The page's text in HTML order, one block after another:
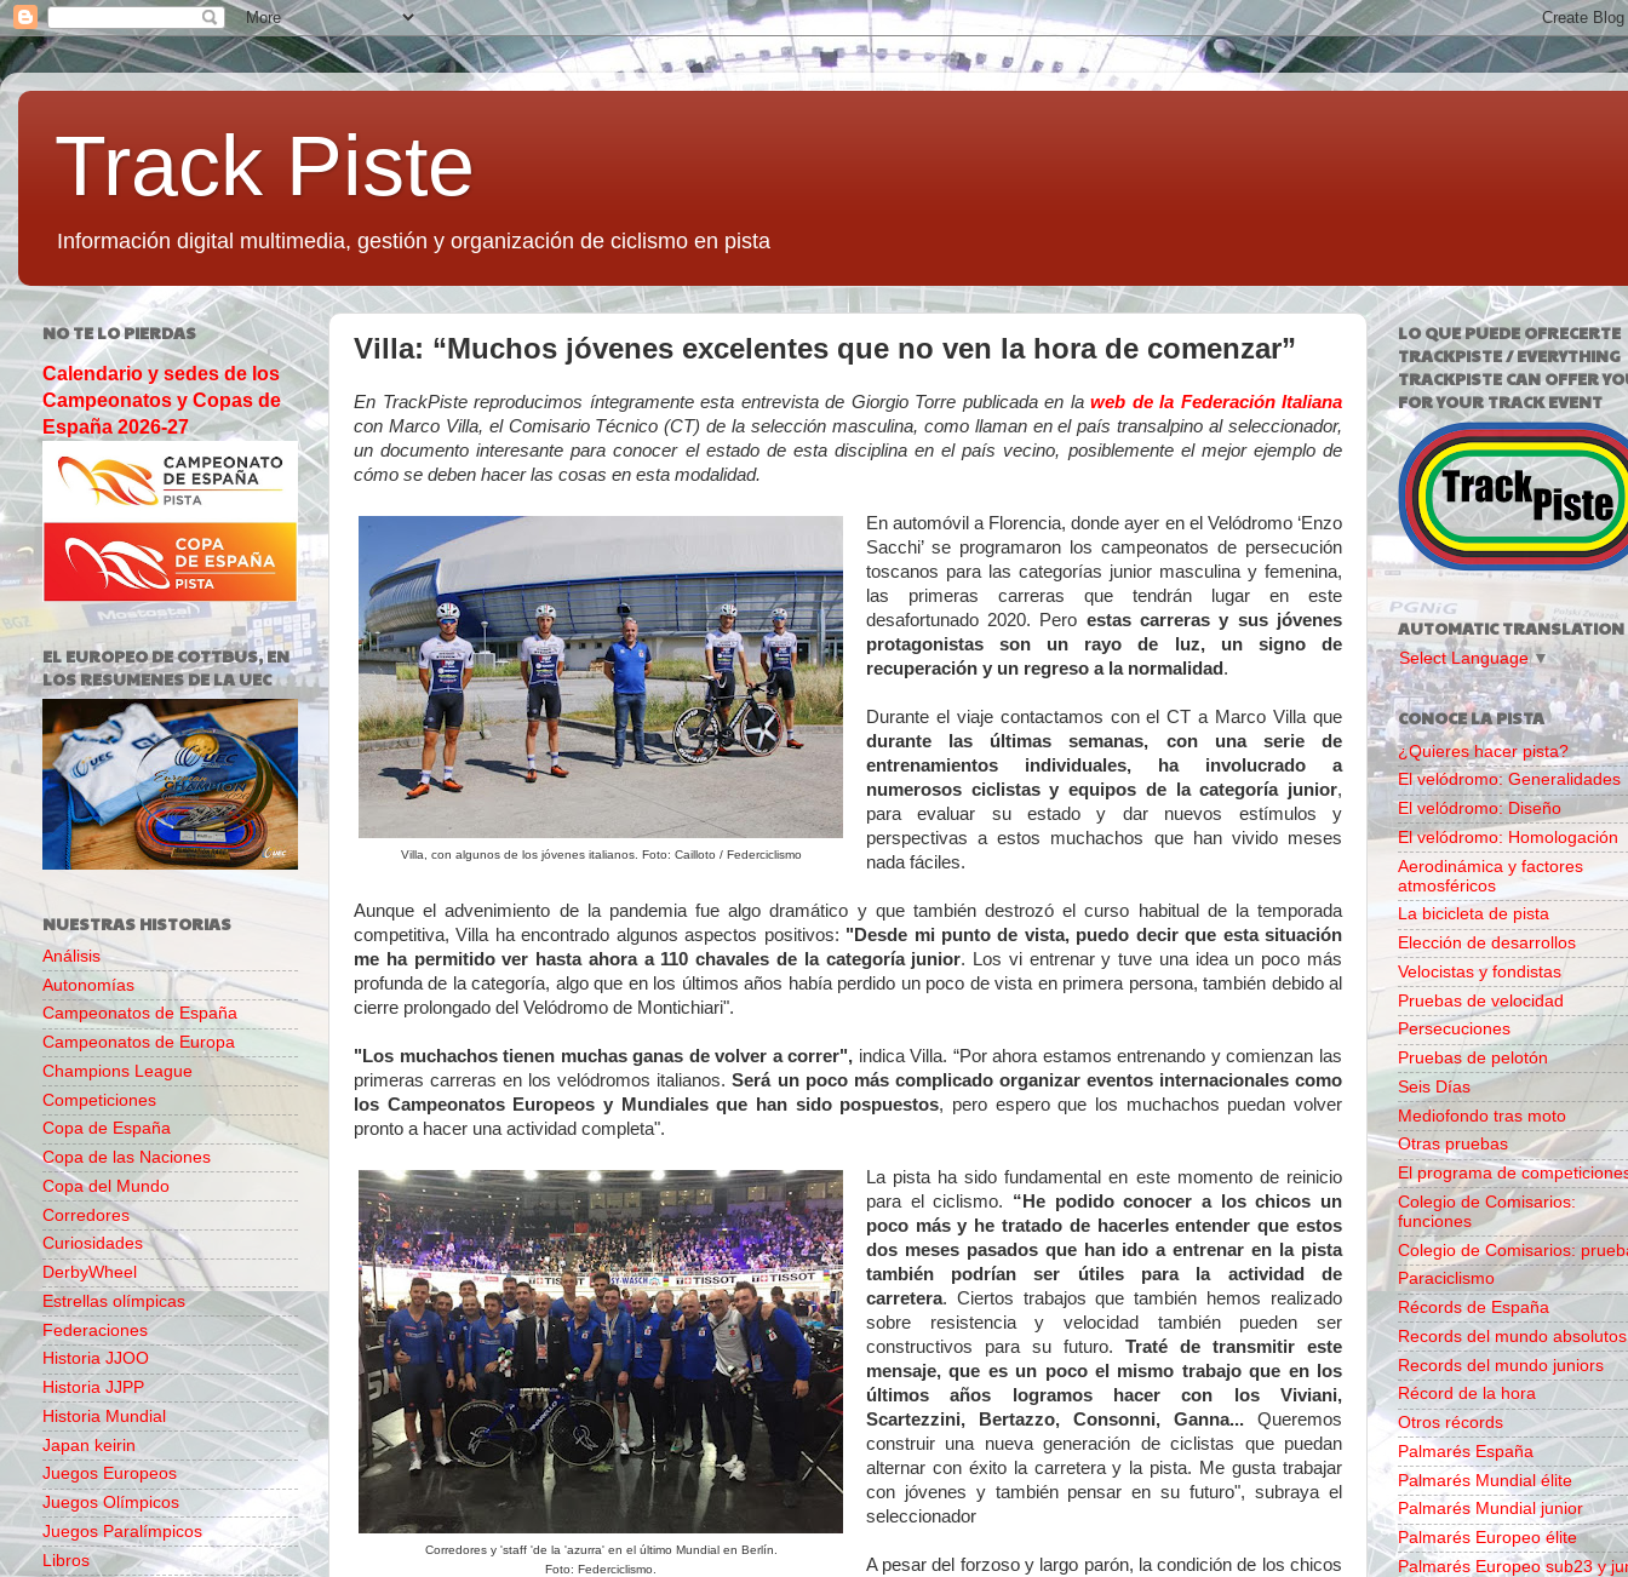
Track Piste
Información digital multimedia, gestión y organización de ciclismo en pista
Villa: “Muchos jóvenes excelentes que no ven la hora de comenzar”
En TrackPiste reproducimos íntegramente esta entrevista de Giorgio Torre publicada en la web de la Federación Italiana
con Marco Villa, el Comisario Técnico (CT) de la selección masculina, como llaman en el país transalpino al seleccionador,
un documento interesante para conocer el estado de esta disciplina en el país vecino, posiblemente el mejor ejemplo de
cómo se deben hacer las cosas en esta modalidad.
Villa, con algunos de los jóvenes italianos. Foto: Cailloto / Federciclismo
En automóvil a Florencia, donde ayer en el Velódromo ‘Enzo
Sacchi’ se programaron los campeonatos de persecución
toscanos para las categorías junior masculina y femenina,
las primeras carreras que tendrán lugar en este
desafortunado 2020. Pero estas carreras y sus jóvenes
protagonistas son un rayo de luz, un signo de
recuperación y un regreso a la normalidad .
Durante el viaje contactamos con el CT a Marco Villa que
durante las últimas semanas, con una serie de
entrenamientos individuales, ha involucrado a
numerosos ciclistas y equipos de la categoría junior,
para evaluar su estado y dar nuevos estímulos y
perspectivas a estos muchachos que han vivido meses
nada fáciles.
Aunque el advenimiento de la pandemia fue algo dramático y que también destrozó el curso habitual de la temporada
competitiva, Villa ha encontrado algunos aspectos positivos: "Desde mi punto de vista, puedo decir que esta situación
me ha permitido ver hasta ahora a 110 chavales de la categoría junior. Los vi entrenar y tuve una idea un poco más
profunda de la categoría, algo que en los últimos años había perdido un poco de vista en primera persona, también debido al
cierre prolongado del Velódromo de Montichiari".
"Los muchachos tienen muchas ganas de volver a correr", indica Villa. “Por ahora estamos entrenando y comienzan las
primeras carreras en los velódromos italianos.Será un poco más complicado organizar eventos internacionales como
los Campeonatos Europeos y Mundiales que han sido pospuestos, pero espero que los muchachos puedan volver
pronto a hacer una actividad completa".
Corredores y 'staff 'de la 'azurra' en el último Mundial en Berlín.
Foto: Federciclismo.
La pista ha sido fundamental en este momento de reinicio
para el ciclismo. “He podido conocer a los chicos un
poco más y he tratado de hacerles entender que estos
dos meses pasados que han ido a entrenar en la pista
también podrían ser útiles para la actividad de
carretera. Ciertos trabajos que también hemos realizado
sobre resistencia y velocidad también pueden ser
constructivos para su futuro. Traté de transmitir este
mensaje, que es un poco el mismo trabajo que en los
últimos años logramos hacer con los Viviani,
Scartezzini, Bertazzo, Consonni, Ganna... Queremos
construir una nueva generación de ciclistas que puedan
alternar con éxito la carretera y la pista. Me gusta trabajar
con jóvenes y también pensar en su futuro", subraya el
seleccionador
A pesar del forzoso y largo parón, la condición de los chicos
NO TE LO PIERDAS
Calendario y sedes de los
Campeonatos y Copas de
España 2026-27
EL EUROPEO DE COTTBUS, EN
LOS RESUMENES DE LA UEC
NUESTRAS HISTORIAS
Análisis
Autonomías
Campeonatos de España
Campeonatos de Europa
Champions League
Competiciones
Copa de España
Copa de las Naciones
Copa del Mundo
Corredores
Curiosidades
DerbyWheel
Estrellas olímpicas
Federaciones
Historia JJOO
Historia JJPP
Historia Mundial
Japan keirin
Juegos Europeos
Juegos Olímpicos
Juegos Paralímpicos
Libros
LO QUE PUEDE OFRECERTE
TRACKPISTE / EVERYTHING
TRACKPISTE CAN OFFER
FOR YOUR TRACK EVENT
AUTOMATIC TRANSLATION
Select Language ▼
CONOCE LA PISTA
¿Quieres hacer pista?
El velódromo: Generalidades
El velódromo: Diseño
El velódromo: Homologación
Aerodinámica y factores
atmosféricos
La bicicleta de pista
Elección de desarrollos
Velocistas y fondistas
Pruebas de velocidad
Persecuciones
Pruebas de pelotón
Seis Días
Mediofondo tras moto
Otras pruebas
El programa de
Colegio de Comisarios:
funciones
Colegio de Comisarios:
Paraciclismo
Récords de España
Records del mundo absolutos
Records del mundo juniors
Récord de la hora
Otros récords
Palmarés España
Palmarés Mundial élite
Palmarés Mundial junior
Palmarés Europeo élite
Palmarés Europeo sub23 y